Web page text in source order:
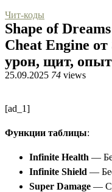
Чит-коды
Shape of
Cheat Engine
урон, щит,
25.09.2025 74 views
[ad_1]
Функции таблицы:
Infinite Health —
Infinite Shield —
Super Damage —